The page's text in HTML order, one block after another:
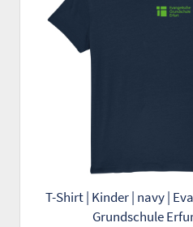
T-Shirt | Kinder | navy |
Grundschule